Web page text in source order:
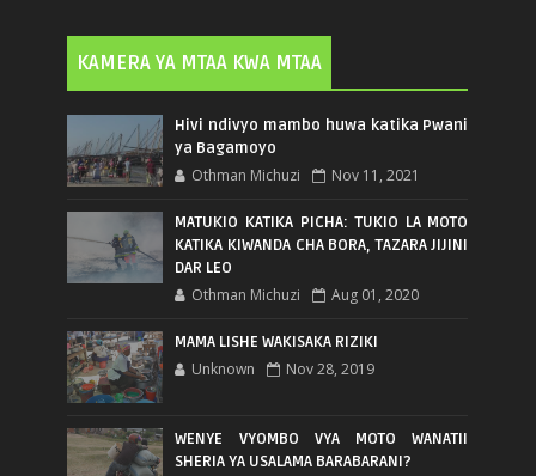
KAMERA YA MTAA KWA MTAA
Hivi ndivyo mambo huwa katika Pwani
ya Bagamoyo
Othman Michuzi Nov 11, 2021
MATUKIO KATIKA PICHA: TUKIO LA MOTO
KATIKA KIWANDA CHA BORA, TAZARA JIJINI
DAR LEO
Othman Michuzi Aug 01, 2020
MAMA LISHE WAKISAKA RIZIKI
Unknown Nov 28, 2019
WENYE VYOMBO VYA MOTO WANATII
SHERIA YA USALAMA BARABARANI?